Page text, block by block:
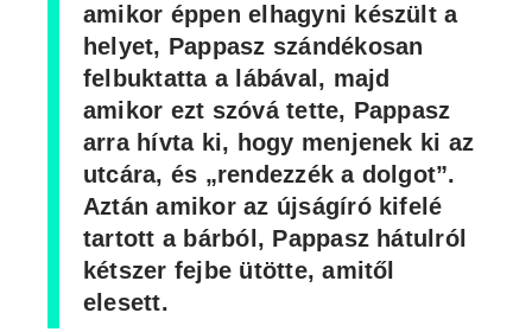
amikor éppen elhagyni készült a
helyet, Pappasz szándékosan
felbuktatta a lábával, majd
amikor ezt szóvá tette, Pappasz
arra hívta ki, hogy menjenek ki az
utcára, és „rendezzék a dolgot”.
Aztán amikor az újságíró kifelé
tartott a bárból, Pappasz hátulról
kétszer fejbe ütötte, amitől
elesett.